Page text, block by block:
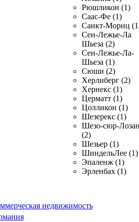
Рюшликон (1)
Саас-Фе (1)
Санкт-Мориц
Сен-Лежье-Ла
Шьеза (2)
Сен-Лежье-Ла-
Шьеза (1)
Сюши (2)
Херлиберг (2)
Хернекс (1)
Церматт (1)
Цолликон (1)
Шезерекс (1)
Шезо-сюр-
(2)
Шезьер (1)
ШиндельЛее (1)
Эпаленж (1)
Эрленбах (1)
недвижимость